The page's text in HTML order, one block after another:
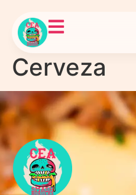
Cerveza